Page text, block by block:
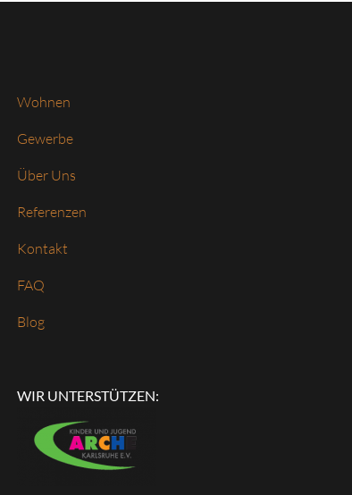
Wohnen
Gewerbe
Über Uns
Referenzen
Kontakt
FAQ
Blog
WIR UNTERSTÜTZEN: